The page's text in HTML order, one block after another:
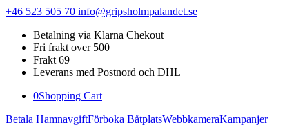
+46 523 505 70 info@gripsholmpalandet.se
Betalning via Klarna Chekout
Fri frakt over 500
Frakt 69
Leverans med Postnord och DHL
0Shopping Cart
Betala HamnavgiftFörboka BåtplatsWebbkameraKampanjer